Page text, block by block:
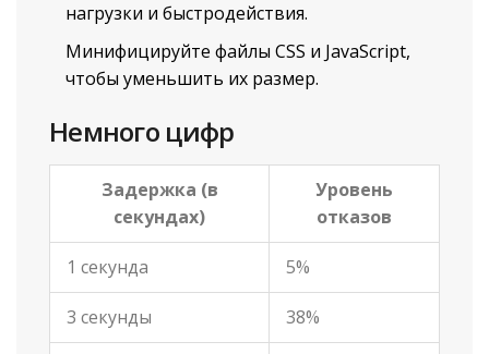
нагрузки и быстродействия.
Минифицируйте файлы CSS и JavaScript,
чтобы уменьшить их размер.
Немного цифр
Задержка (в
секундах)
Уровень
отказов
1 секунда 5%
3 секунды 38%